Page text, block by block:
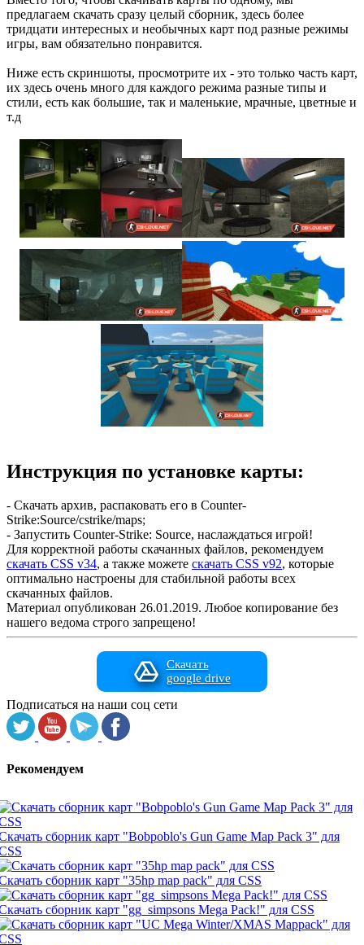
предлагаем скачать сразу целый сборник, здесь более
тридцати интересных и необычных карт под разные режимы
игры, вам обязательно понравится.
Ниже есть скриншоты, просмотрите их - это только часть карт,
их здесь очень много для каждого режима разные типы и
стили, есть как большие, так и маленькие, мрачные, цветные и
т.д
Инструкция по установке карты:
- Скачать архив, распаковать его в Counter-
Strike:Source/cstrike/maps;
- Запустить Counter-Strike: Source, наслаждаться игрой!
Для корректной работы скачанных файлов, рекомендуем
скачать CSS v34, а также можете скачать CSS v92, которые
оптимально настроены для стабильной работы всех
скачанных файлов.
Материал опубликован 26.01.2019. Любое копирование без
нашего ведома строго запрещено!
Скачать
google drive
Подписаться на наши соц сети
Рекомендуем
сборник карт "Bobpoblo's Gun Game Map Pack 3" для
сборник карт "35hp map pack" для CSS
сборник карт "gg_simpsons Mega Pack!" для CSS